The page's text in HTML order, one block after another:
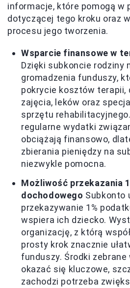
informacje, które pomogą w
dotyczącej tego kroku oraz
procesu jego tworzenia.
Wsparcie finansowe w
Dzięki subkoncie rodziny
gromadzenia funduszy,
pokrycie kosztów terapii,
zajęcia, leków oraz
sprzętu
regularne wydatki
obciążają finansowo,
zbierania pieniędzy na
niezwykle pomocna.
Możliwość przekazania
dochodowego Subkonto
przekazywanie 1%
wspiera ich dziecko.
organizację, z którą
prosty krok znacznie
funduszy. Środki
okazać się kluczowe,
zachodzi potrzeba